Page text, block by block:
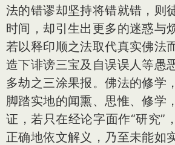
法的错谬却坚持将错就错，则
时间，却引生出更多的迷惑与
若以释印顺之法取代真实佛法
造下诽谤三宝及自误误人等愚
多劫之三涂果报。佛法的修学
脚踏实地的闻熏、思惟、修学
证，若只在经论字面作“研究”
正确地依文解义，乃至未能如